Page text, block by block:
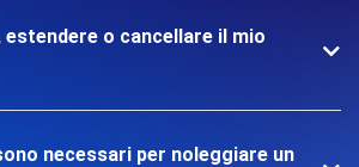
o cancellare il mio
necessari per noleggiare un